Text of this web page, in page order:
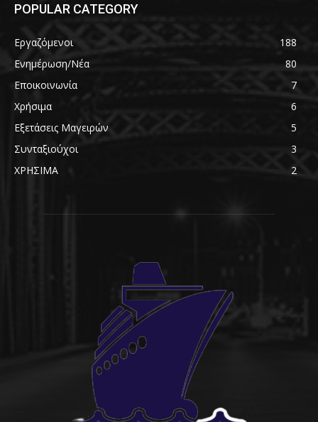
POPULAR CATEGORY
Εργαζόμενοι
188
Ενημέρωση/Νέα
80
Εποικοινωνία
7
Χρήσιμα
6
Εξετάσεις Μαγειρών
5
Συνταξιούχοι
3
ΧΡΗΣΙΜΑ
2